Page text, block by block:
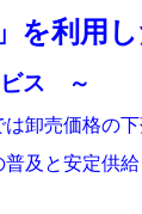
」を利用
ビス ～
卸売価格の
及と安定供